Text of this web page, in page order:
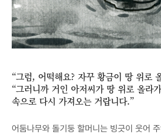
“그럼, 어떡해요? 자꾸 황금이 땅 위로
“그러니까 거인 아저씨가 땅 위로 올라
속으로 다시 가져오는 거랍니다.”
어둠나무와 돌기둥 할머니는 빙긋이 웃어